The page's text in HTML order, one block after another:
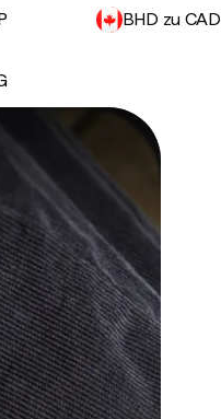
BHD zu CAD